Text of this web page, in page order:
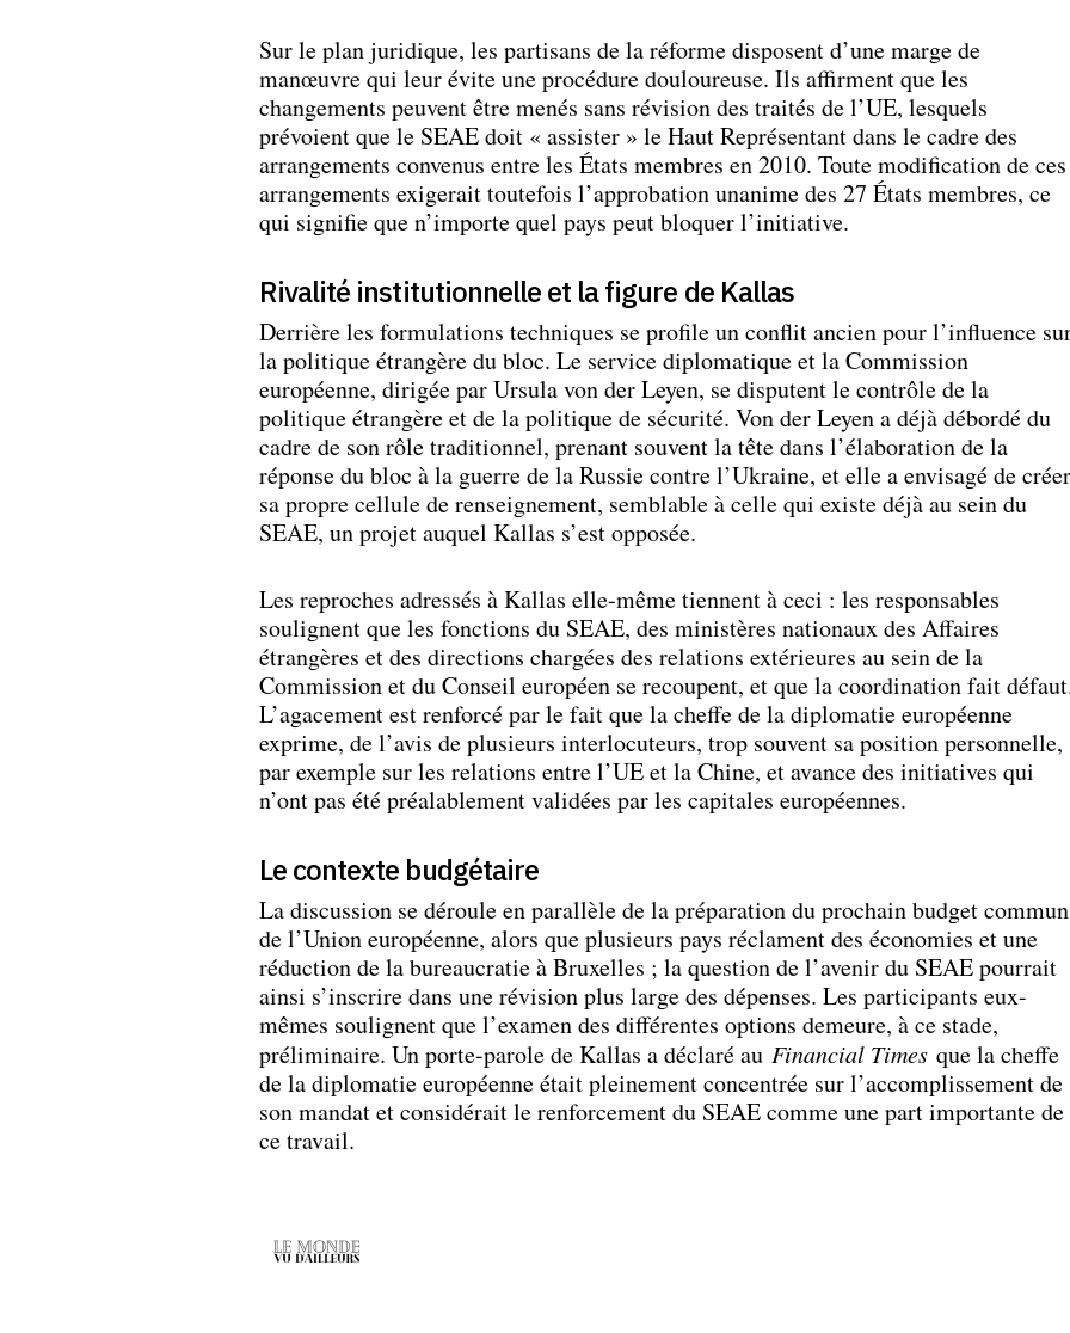
Sur le plan juridique, les partisans de la réforme disposent d’une marge de
manœuvre qui leur évite une procédure douloureuse. Ils affirment que les
changements peuvent être menés sans révision des traités de l’UE, lesquels
prévoient que le SEAE doit « assister » le Haut Représentant dans le cadre des
arrangements convenus entre les États membres en 2010. Toute modification de ces
arrangements exigerait toutefois l’approbation unanime des 27 États membres, ce
qui signifie que n’importe quel pays peut bloquer l’initiative.
Rivalité institutionnelle et la figure de Kallas
Derrière les formulations techniques se profile un conflit ancien pour l’influence
la politique étrangère du bloc. Le service diplomatique et la Commission
européenne, dirigée par Ursula von der Leyen, se disputent le contrôle de la
politique étrangère et de la politique de sécurité. Von der Leyen a déjà débordé du
cadre de son rôle traditionnel, prenant souvent la tête dans l’élaboration de la
réponse du bloc à la guerre de la Russie contre l’Ukraine, et elle a envisagé de créer
sa propre cellule de renseignement, semblable à celle qui existe déjà au sein du
SEAE, un projet auquel Kallas s’est opposée.
Les reproches adressés à Kallas elle-même tiennent à ceci : les responsables
soulignent que les fonctions du SEAE, des ministères nationaux des Affaires
étrangères et des directions chargées des relations extérieures au sein de la
Commission et du Conseil européen se recoupent, et que la coordination fait
L’agacement est renforcé par le fait que la cheffe de la diplomatie européenne
exprime, de l’avis de plusieurs interlocuteurs, trop souvent sa position personnelle,
par exemple sur les relations entre l’UE et la Chine, et avance des initiatives qui
n’ont pas été préalablement validées par les capitales européennes.
Le contexte budgétaire
La discussion se déroule en parallèle de la préparation du prochain budget commun
de l’Union européenne, alors que plusieurs pays réclament des économies et une
réduction de la bureaucratie à Bruxelles ; la question de l’avenir du SEAE pourrait
ainsi s’inscrire dans une révision plus large des dépenses. Les participants eux-
mêmes soulignent que l’examen des différentes options demeure, à ce stade,
préliminaire. Un porte-parole de Kallas a déclaré au Financial Times que la cheffe
de la diplomatie européenne était pleinement concentrée sur l’accomplissement de
son mandat et considérait le renforcement du SEAE comme une part importante de
ce travail.